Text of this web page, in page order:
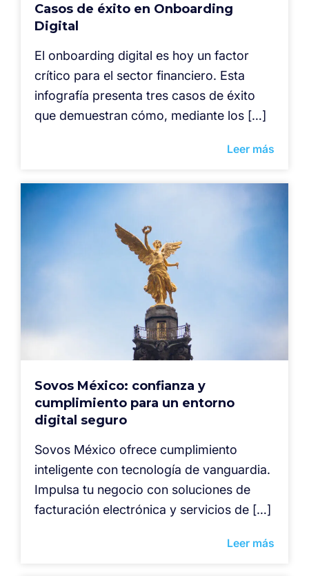
Casos de éxito en Onboarding
Digital
El onboarding digital es hoy un factor
crítico para el sector financiero. Esta
infografía presenta tres casos de éxito
que demuestran cómo, mediante los […]
Leer más
Sovos México: confianza y
cumplimiento para un entorno
digital seguro
Sovos México ofrece cumplimiento
inteligente con tecnología de vanguardia.
Impulsa tu negocio con soluciones de
facturación electrónica y servicios de […]
Leer más